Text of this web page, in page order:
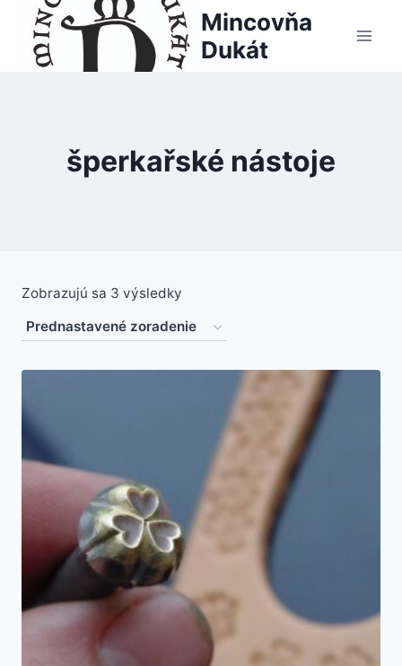
content
Mincovňa
Dukát
šperkařské nástoje
Zobrazujú sa 3 výsledky